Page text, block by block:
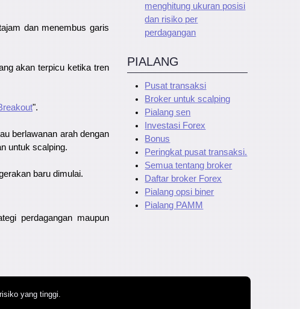
dan menembus garis
akan terpicu ketika tren
".
berlawanan arah dengan
untuk scalping.
baru dimulai.
perdagangan maupun
menghitung ukuran posisi
dan risiko per
perdagangan
PIALANG
Pusat transaksi
Broker untuk scalping
Pialang sen
Investasi Forex
Bonus
Peringkat pusat transaksi.
Semua tentang broker
Daftar broker Forex
Pialang opsi biner
Pialang PAMM
yang tinggi.